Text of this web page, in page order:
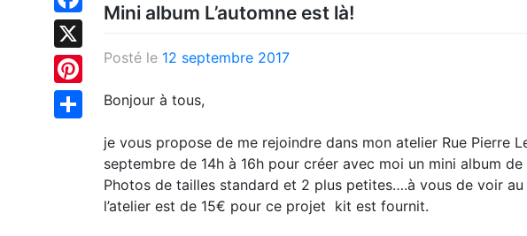
Mini album L’automne est là!
Posté le 12 septembre 2017
Bonjour à tous,
je vous propose de me rejoindre dans mon atelier Rue Pierre
septembre de 14h à 16h pour créer avec moi un mini album
Photos de tailles standard et 2 plus petites….à vous de voir
l’atelier est de 15€ pour ce projet kit est fournit.
Facebook
X
Pinterest
Partager